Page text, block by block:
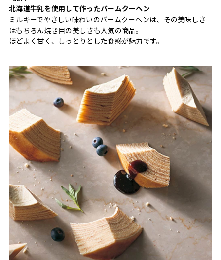
北海道牛乳を使用して作ったバームクーヘン
ミルキーでやさしい味わいのバームクーヘンは、その美味しさ
はもちろん焼き目の美しさも人気の商品。
ほどよく甘く、しっとりとした食感が魅力です。